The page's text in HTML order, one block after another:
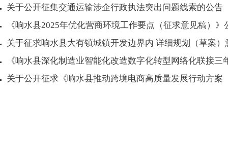
关于公开征集交通运输涉企行政执法突出问题线索的公告
《响水县2025年优化营商环境工作要点（征求意见稿）》
关于征求响水县大有镇城镇开发边界内 详细规划（草案）
《响水县深化制造业智能化改造数字化转型网络化联接
关于公开征求《响水县推动跨境电商高质量发展行动方